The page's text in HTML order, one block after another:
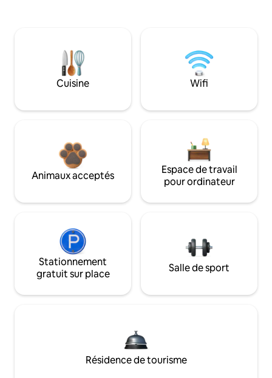
Cuisine Wifi
Animaux acceptés
Espace de travail
pour ordinateur
Stationnement
gratuit sur place
Salle de sport
Résidence de tourisme